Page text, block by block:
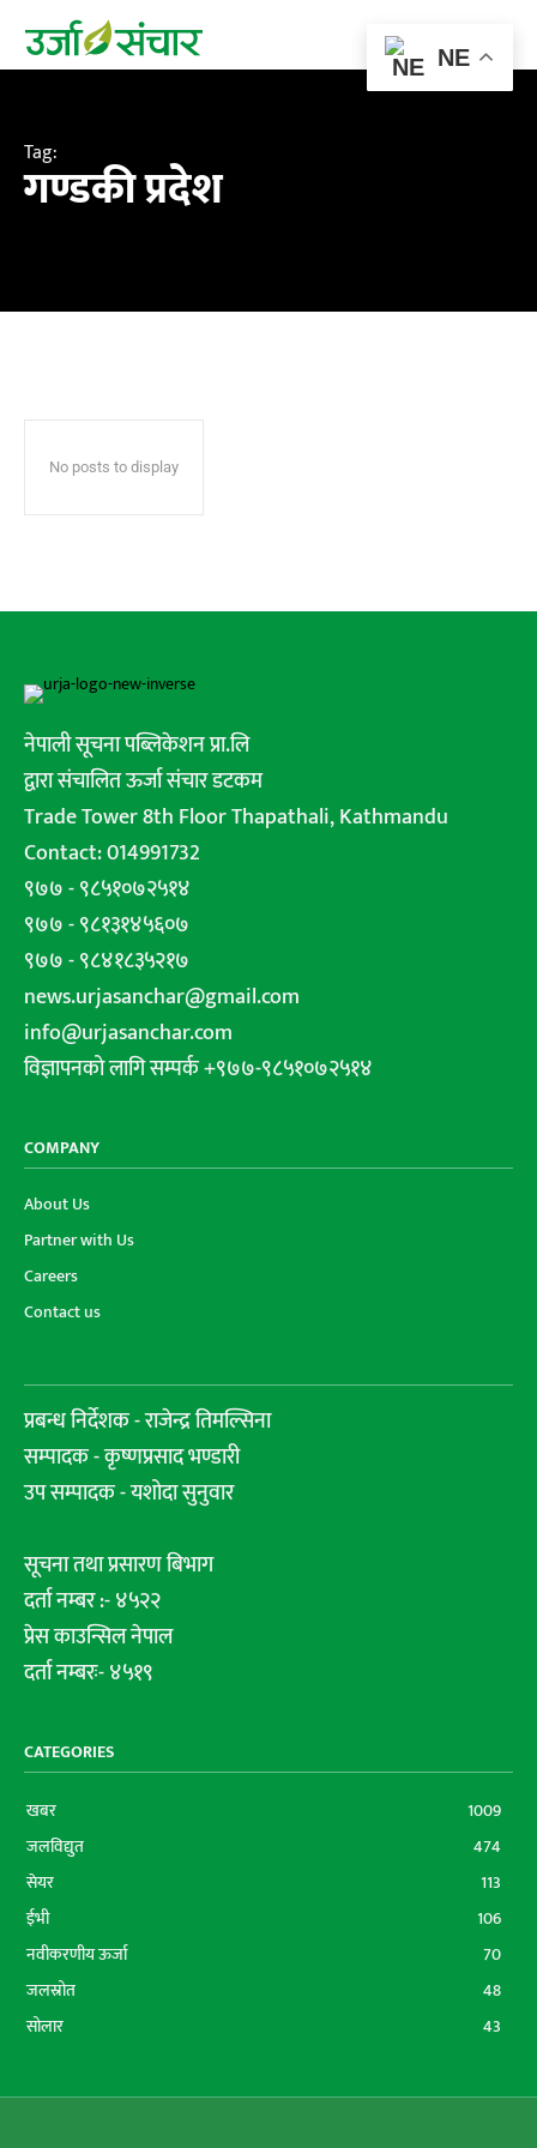
Tag:
गण्डकी प्रदेश
No posts to display
नेपाली सूचना पब्लिकेशन प्रा.लि
द्वारा संचालित ऊर्जा संचार डटकम
Trade Tower 8th Floor Thapathali, Kathmandu
Contact: 014991732
९७७ - ९८५१०७२५१४
९७७ - ९८१३१४५६०७
९७७ - ९८४१८३५२१७
news.urjasanchar@gmail.com
info@urjasanchar.com
विज्ञापनको लागि सम्पर्क +९७७-९८५१०७२५१४
COMPANY
About Us
Partner with Us
Careers
Contact us
प्रबन्ध निर्देशक - राजेन्द्र तिमल्सिना
सम्पादक - कृष्णप्रसाद भण्डारी
उप सम्पादक - यशोदा सुनुवार
सूचना तथा प्रसारण बिभाग
दर्ता नम्बर :- ४५२२
प्रेस काउन्सिल नेपाल
दर्ता नम्बरः- ४५१९
CATEGORIES
खबर
1009
जलविद्युत
474
सेयर
113
ईभी
106
नवीकरणीय ऊर्जा
70
जलस्रोत
48
सोलार
43
NE